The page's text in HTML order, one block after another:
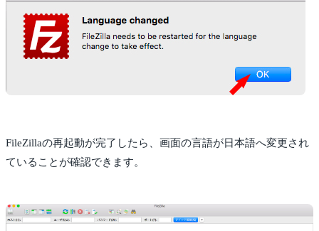
FileZillaの再起動が完了したら、画面の言語が日本語へ変更され
ていることが確認できます。